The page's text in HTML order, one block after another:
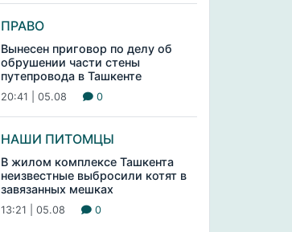
ПРАВО
Вынесен приговор по делу об
обрушении части стены
путепровода в Ташкенте
20:41 | 05.08 0
НАШИ ПИТОМЦЫ
В жилом комплексе Ташкента
неизвестные выбросили котят в
завязанных мешках
13:21 | 05.08 0